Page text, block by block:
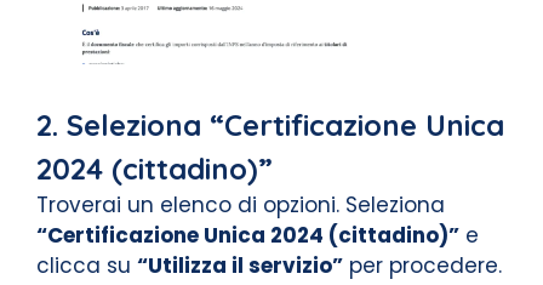
2. Seleziona “Certificazione Unica
2024 (cittadino)”
Troverai un elenco di opzioni. Seleziona
“Certificazione Unica 2024 (cittadino)” e
clicca su “Utilizza il servizio” per procedere.